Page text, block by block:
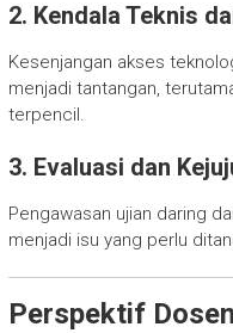
2. Kendala Teknis
Kesenjangan akses
menjadi tantangan,
terpencil.
3. Evaluasi dan
Pengawasan ujian daring
menjadi isu yang perlu
Perspektif